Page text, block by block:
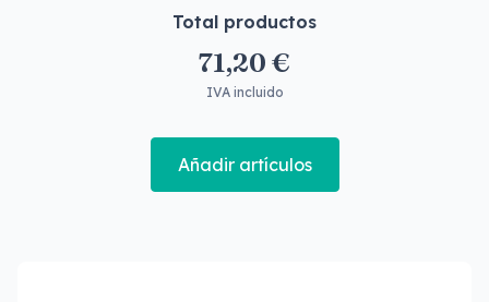
Total productos
71,20 €
IVA incluido
Añadir artículos